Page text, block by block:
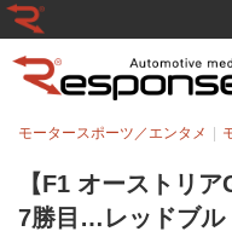
【F1 オーストリ
7勝目…レッドブル
モータースポーツ／エンタメ